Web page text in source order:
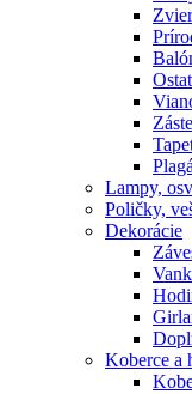
Lampy,
Poličky,
Dekorácie
Koberce a